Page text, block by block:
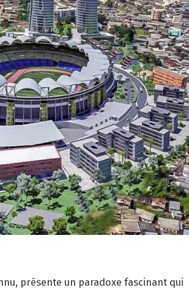
présente un paradoxe fascinant qui